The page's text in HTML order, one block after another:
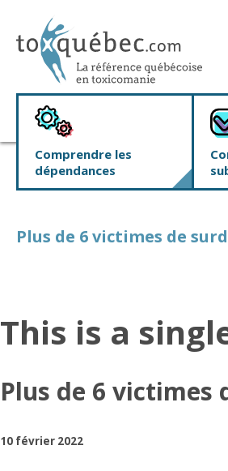
Comprendre les
dépendances
Plus de 6 victimes de
This is a
Plus de 6 victimes
10 février 2022